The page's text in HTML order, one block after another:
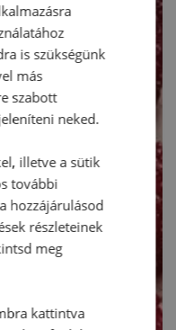
is szükségünk
más
szabott
neked.
illetve a sütik
további
hozzájárulásod
részleteinek
meg
kattintva